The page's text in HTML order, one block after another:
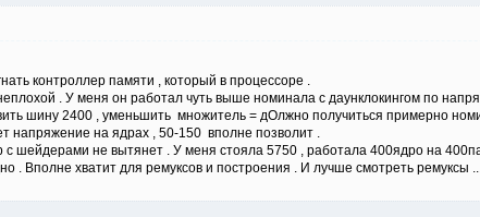
контроллер памяти , который в процессоре .
. У меня он работал чуть выше номинала с даунклокингом по
шину 2400 , уменьшить множитель = дОлжно получиться примерно
напряжение на ядрах , 50-150 вполне позволит .
с шейдерами не вытянет . У меня стояла 5750 , работала 400ядро на
. Вполне хватит для ремуксов и построения . И лучше смотреть